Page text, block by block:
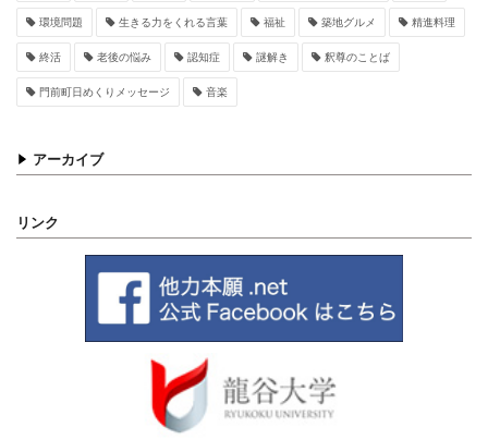
環境問題 生きる力をくれる言葉 福祉 築地グルメ 精進料理
終活 老後の悩み 認知症 謎解き 釈尊のことば
門前町日めくりメッセージ 音楽
アーカイブ
リンク